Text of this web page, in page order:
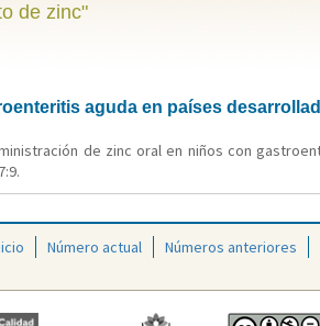
de zinc"
aguda en países
de zinc oral en niños con
Número actual Números anteriores